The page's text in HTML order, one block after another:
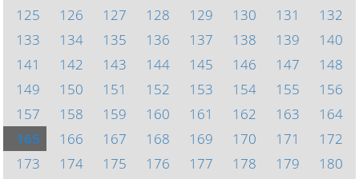
125
126 127 128 129 130 131
132
133
134 135 136 137 138 139
140
141
142 143 144 145 146 147
148
149
150 151 152 153 154 155
156
157
158 159 160 161 162 163
164
165
166 167 168 169 170 171
172
173
174 175 176 177 178 179
180